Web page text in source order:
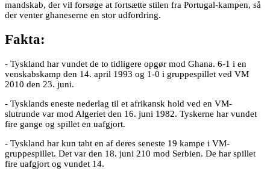
mandskab, der vil forsøge at fortsætte stilen fra Portugal-kampen, så
der venter ghaneserne en stor udfordring.
Fakta:
- Tyskland har vundet de to tidligere opgør mod Ghana. 6-1 i en
venskabskamp den 14. april 1993 og 1-0 i gruppespillet ved VM
2010 den 23. juni.
- Tysklands eneste nederlag til et afrikansk hold ved en VM-
slutrunde var mod Algeriet den 16. juni 1982. Tyskerne har vundet
fire gange og spillet en uafgjort.
- Tyskland har kun tabt en af deres seneste 19 kampe i VM-
gruppespillet. Det var den 18. juni 210 mod Serbien. De har spillet
fire uafgjort og vundet 14.